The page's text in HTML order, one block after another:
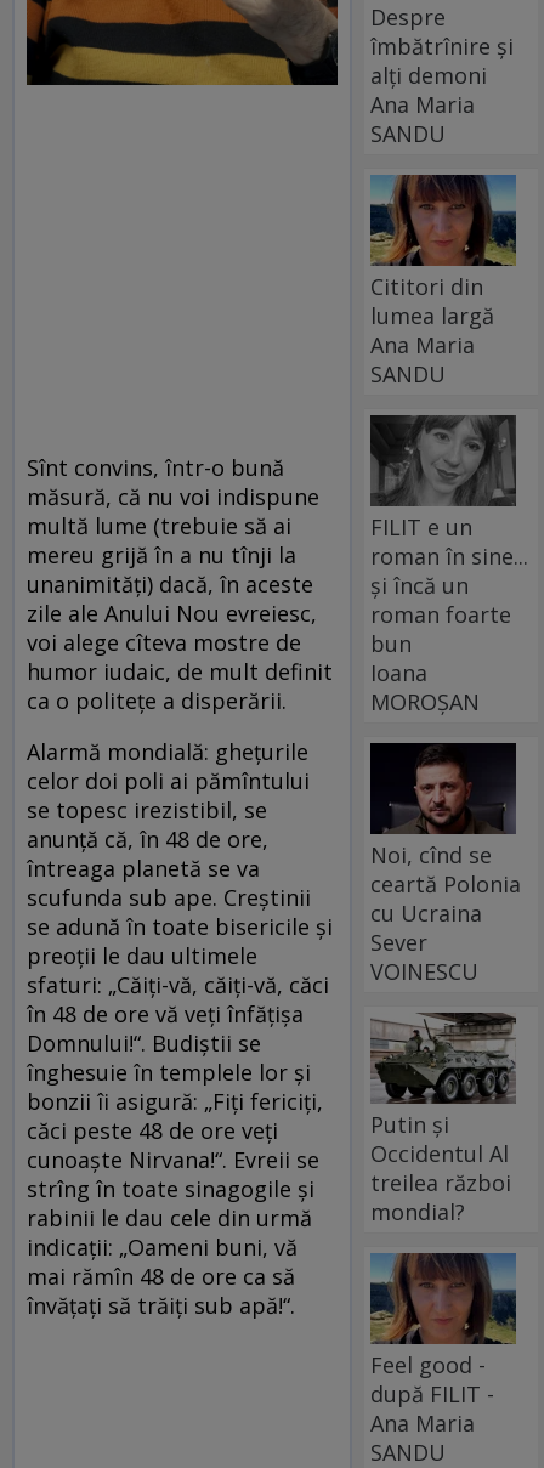
Sînt convins, într-o bună
măsură, că nu voi indispune
multă lume (trebuie să ai
mereu grijă în a nu tînji la
unanimităţi) dacă, în aceste
zile ale Anului Nou evreiesc,
voi alege cîteva mostre de
humor iudaic, de mult definit
ca o politeţe a disperării.
Alarmă mondială: gheţurile
celor doi poli ai pămîntului
se topesc irezistibil, se
anunţă că, în 48 de ore,
întreaga planetă se va
scufunda sub ape. Creştinii
se adună în toate bisericile şi
preoţii le dau ultimele
sfaturi: „Căiţi-vă, căiţi-vă, căci
în 48 de ore vă veţi înfăţişa
Domnului!“. Budiştii se
înghesuie în templele lor şi
bonzii îi asigură: „Fiţi fericiţi,
căci peste 48 de ore veţi
cunoaşte Nirvana!“. Evreii se
strîng în toate sinagogile şi
rabinii le dau cele din urmă
indicaţii: „Oameni buni, vă
mai rămîn 48 de ore ca să
învăţaţi să trăiţi sub apă!“.
Despre
îmbătrînire și
alți demoni
Ana Maria
SANDU
Cititori din
lumea largă
Ana Maria
SANDU
FILIT e un
roman în sine...
și încă un
roman foarte
bun
Ioana
MOROȘAN
Noi, cînd se
ceartă Polonia
cu Ucraina
Sever
VOINESCU
Putin și
Occidentul Al
treilea război
mondial?
Feel good -
după FILIT -
Ana Maria
SANDU